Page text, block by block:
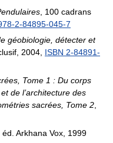
, 100 cadrans
2-84895-045-7
géobiologie, détecter et
2004, ISBN 2-84891-
Tome 1 : Du corps
de l’architecture des
sacrées, Tome 2
, éd. Arkhana Vox, 1999